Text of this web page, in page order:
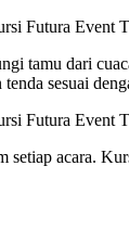
tamu dari
sesuai
setiap acara.